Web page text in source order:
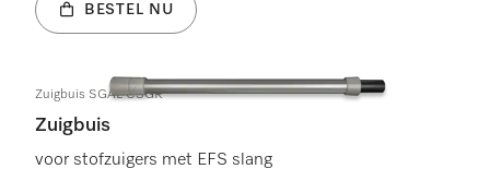
BESTEL NU
Zuigbuis SGAL CSGR
Zuigbuis
voor stofzuigers met EFS slang